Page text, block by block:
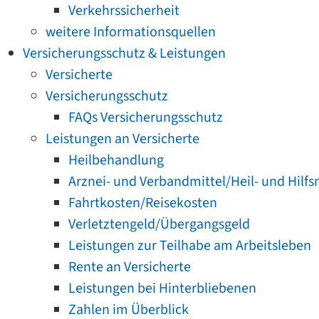
Verkehrssicherheit
weitere Informationsquellen
Versicherungsschutz & Leistungen
Versicherte
Versicherungsschutz
FAQs Versicherungsschutz
Leistungen an Versicherte
Heilbehandlung
Arznei- und Verbandmittel/Heil- und
Fahrtkosten/Reisekosten
Verletztengeld/Übergangsgeld
Leistungen zur Teilhabe am Arbeitsleben
Rente an Versicherte
Leistungen bei Hinterbliebenen
Zahlen im Überblick